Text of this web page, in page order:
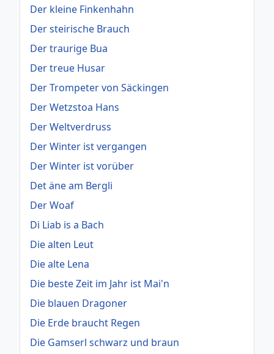
Der kleine Finkenhahn
Der steirische Brauch
Der traurige Bua
Der treue Husar
Der Trompeter von Säckingen
Der Wetzstoa Hans
Der Weltverdruss
Der Winter ist vergangen
Der Winter ist vorüber
Det äne am Bergli
Der Woaf
Di Liab is a Bach
Die alten Leut
Die alte Lena
Die beste Zeit im Jahr ist Mai'n
Die blauen Dragoner
Die Erde braucht Regen
Die Gamserl schwarz und braun